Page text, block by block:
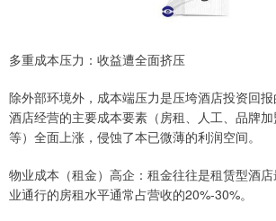
多重成本压力：收益遭全面挤压
除外部环境外，成本端压力是压垮酒店投资回
酒店经营的主要成本要素（房租、人工、品牌
等）全面上涨，侵蚀了本已微薄的利润空间。
物业成本（租金）高企：租金往往是租赁型酒
业通行的房租水平通常占营收的20%-30%。